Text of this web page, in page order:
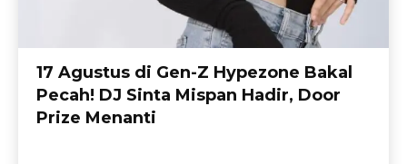
17 Agustus di Gen-Z Hypezone Bakal
Pecah! DJ Sinta Mispan Hadir, Door
Prize Menanti